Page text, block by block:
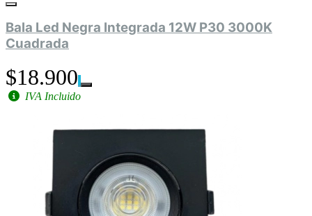
Bala Led Negra Integrada 12W P30 3000K
Cuadrada
$18.900
IVA Incluido